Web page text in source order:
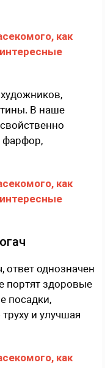
В наше
фарфор,
ответ однозначен
портят здоровые
посадки,
и улучшая